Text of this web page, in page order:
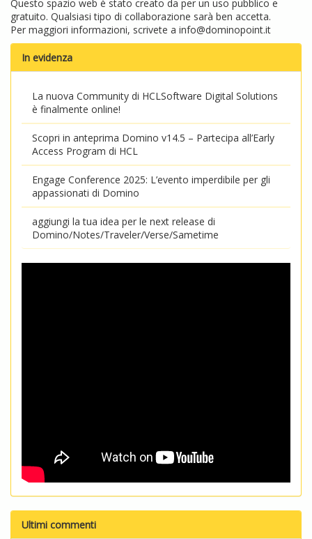
Questo spazio web è stato creato da per un uso pubblico e
gratuito. Qualsiasi tipo di collaborazione sarà ben accetta.
Per maggiori informazioni, scrivete a info@dominopoint.it
In evidenza
La nuova Community di HCLSoftware Digital Solutions
è finalmente online!
Scopri in anteprima Domino v14.5 – Partecipa all’Early
Access Program di HCL
Engage Conference 2025: L’evento imperdibile per gli
appassionati di Domino
aggiungi la tua idea per le next release di
Domino/Notes/Traveler/Verse/Sametime
Ultimi commenti